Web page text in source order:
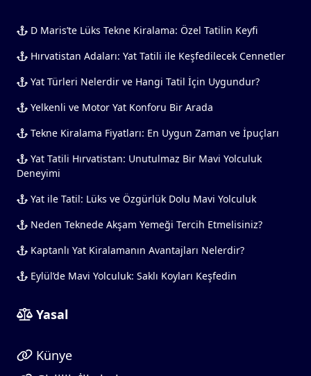
D Maris’te Lüks Tekne Kiralama: Özel Tatilin Keyfi
Hırvatistan Adaları: Yat Tatili ile Keşfedilecek Cennetler
Yat Türleri Nelerdir ve Hangi Tatil İçin Uygundur?
Yelkenli ve Motor Yat Konforu Bir Arada
Tekne Kiralama Fiyatları: En Uygun Zaman ve İpuçları
Yat Tatili Hırvatistan: Unutulmaz Bir Mavi Yolculuk
Deneyimi
Yat ile Tatil: Lüks ve Özgürlük Dolu Mavi Yolculuk
Neden Teknede Akşam Yemeği Tercih Etmelisiniz?
Kaptanlı Yat Kiralamanın Avantajları Nelerdir?
Eylül’de Mavi Yolculuk: Saklı Koyları Keşfedin
Yasal
Künye